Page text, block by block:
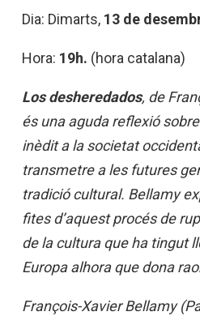
Dia: Dimarts, 13 de
Hora: 19h. (hora catalana)
Los desheredados, de
és una aguda reflexió
inèdit a la societat
transmetre a les futures
tradició cultural. Bellamy
fites d’aquest procés de
de la cultura que ha tingut
Europa alhora que dona
François-Xavier Bellamy